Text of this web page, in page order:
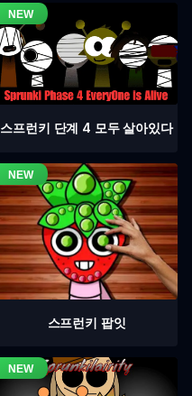
스프런키 단계 4 모두 살아있다
스프런키 팝잇